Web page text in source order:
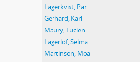
Lagerkvist, Pär
Gerhard, Karl
Maury, Lucien
Lagerlöf, Selma
Martinson, Moa